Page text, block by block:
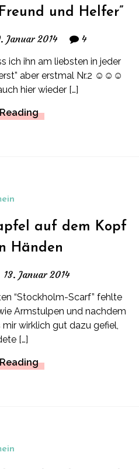
und Helfer”
Januar 2014 4
ich ihn am liebsten in jeder
aber erstmal Nr.2 ☺☺☺
hier wieder […]
auf dem Kopf
Händen
13. Januar 2014
“Stockholm-Scarf” fehlte
Armstulpen und nachdem
wirklich gut dazu gefiel,
[…]